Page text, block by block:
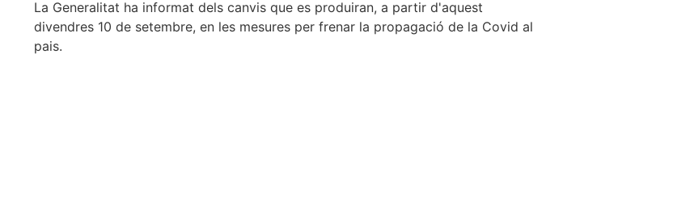
La Generalitat ha informat dels canvis que es produiran, a partir d'aquest
divendres 10 de setembre, en les mesures per frenar la propagació de la Covid al
pais.